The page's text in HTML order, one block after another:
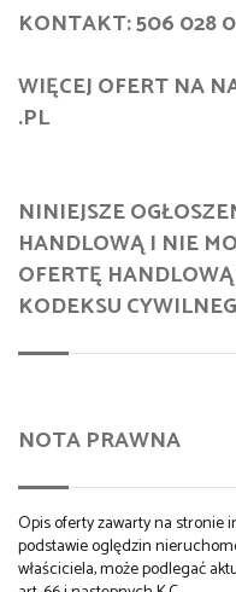
KONTAKT: 506 028
WIĘCEJ OFERT NA
.PL
NINIEJSZE
HANDLOWĄ I NIE
OFERTĘ
KODEKSU
NOTA PRAWNA
Opis oferty zawarty na stronie
podstawie oględzin
właściciela, może podlegać